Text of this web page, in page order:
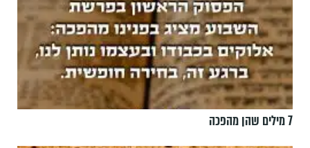
7 מילים שהן מהפכה